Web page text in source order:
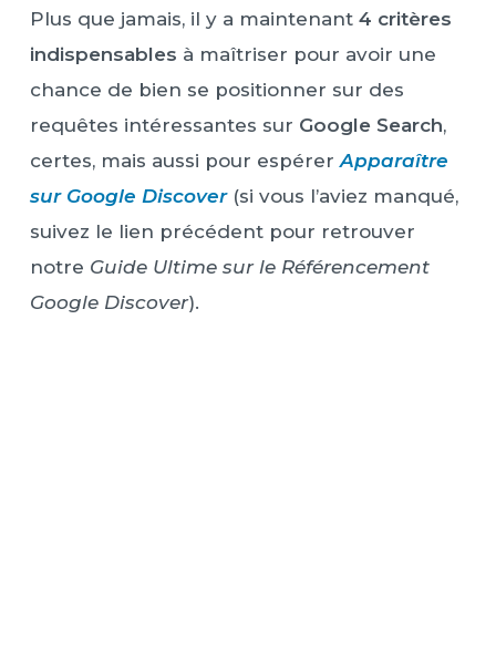
Plus que jamais, il y a maintenant 4 critères
indispensables à maîtriser pour avoir une
chance de bien se positionner sur des
requêtes intéressantes sur Google Search,
certes, mais aussi pour espérerApparaître
sur Google Discover(si vous l’aviez manqué,
suivez le lien précédent pour retrouver
notre Guide Ultime sur le Référencement
Google Discover).